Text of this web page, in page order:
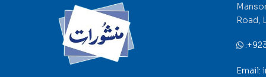
Road,
:
Email: